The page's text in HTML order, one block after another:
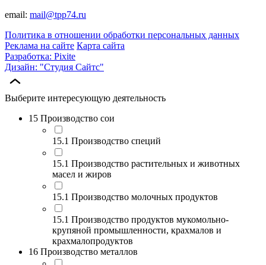
email: mail@tpp74.ru
Политика в отношении обработки персональных данных
Реклама на сайте Карта сайта
Разработка: Pixite
Дизайн: "Студия Сайтс"
Выберите интересующую деятельность
15 Производство сои
15.1 Производство специй
15.1 Производство растительных и животных
масел и жиров
15.1 Производство молочных продуктов
15.1 Производство продуктов мукомольно-
крупяной промышленности, крахмалов и
крахмалопродуктов
16 Производство металлов